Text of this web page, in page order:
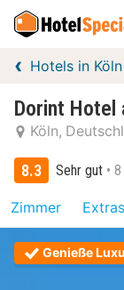
Hotels in Köln
Dorint Hotel
Köln
8.3 Sehr gut 8
Zimmer Extras
Genieße